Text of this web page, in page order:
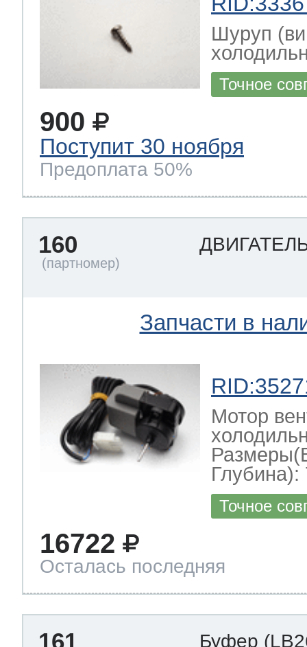
Шуруп
Точное
900
Поступит 30 ноября
Предоплата 50%
160
Запчасти в
Мотор
Глубина):
Точное
16722
Осталась последняя
161 Буфер